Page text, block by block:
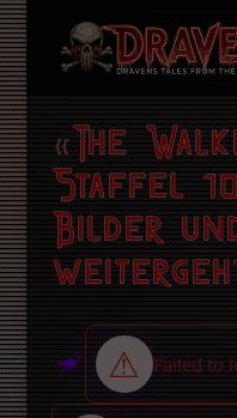
«The
Staffel
Bilder